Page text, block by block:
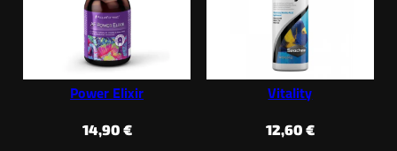
Power Elixir
14,90 €
Vitality
12,60 €